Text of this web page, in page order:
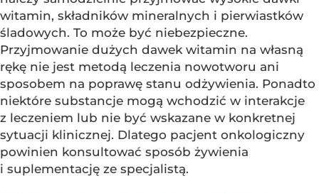
witamin, składników mineralnych i pierwiastków
śladowych. To może być niebezpieczne.
Przyjmowanie dużych dawek witamin na własną
rękę nie jest metodą leczenia nowotworu ani
sposobem na poprawę stanu odżywienia. Ponadto
niektóre substancje mogą wchodzić w interakcje
z leczeniem lub nie być wskazane w konkretnej
sytuacji klinicznej. Dlatego pacjent onkologiczny
powinien konsultować sposób żywienia
i suplementację ze specjalistą.